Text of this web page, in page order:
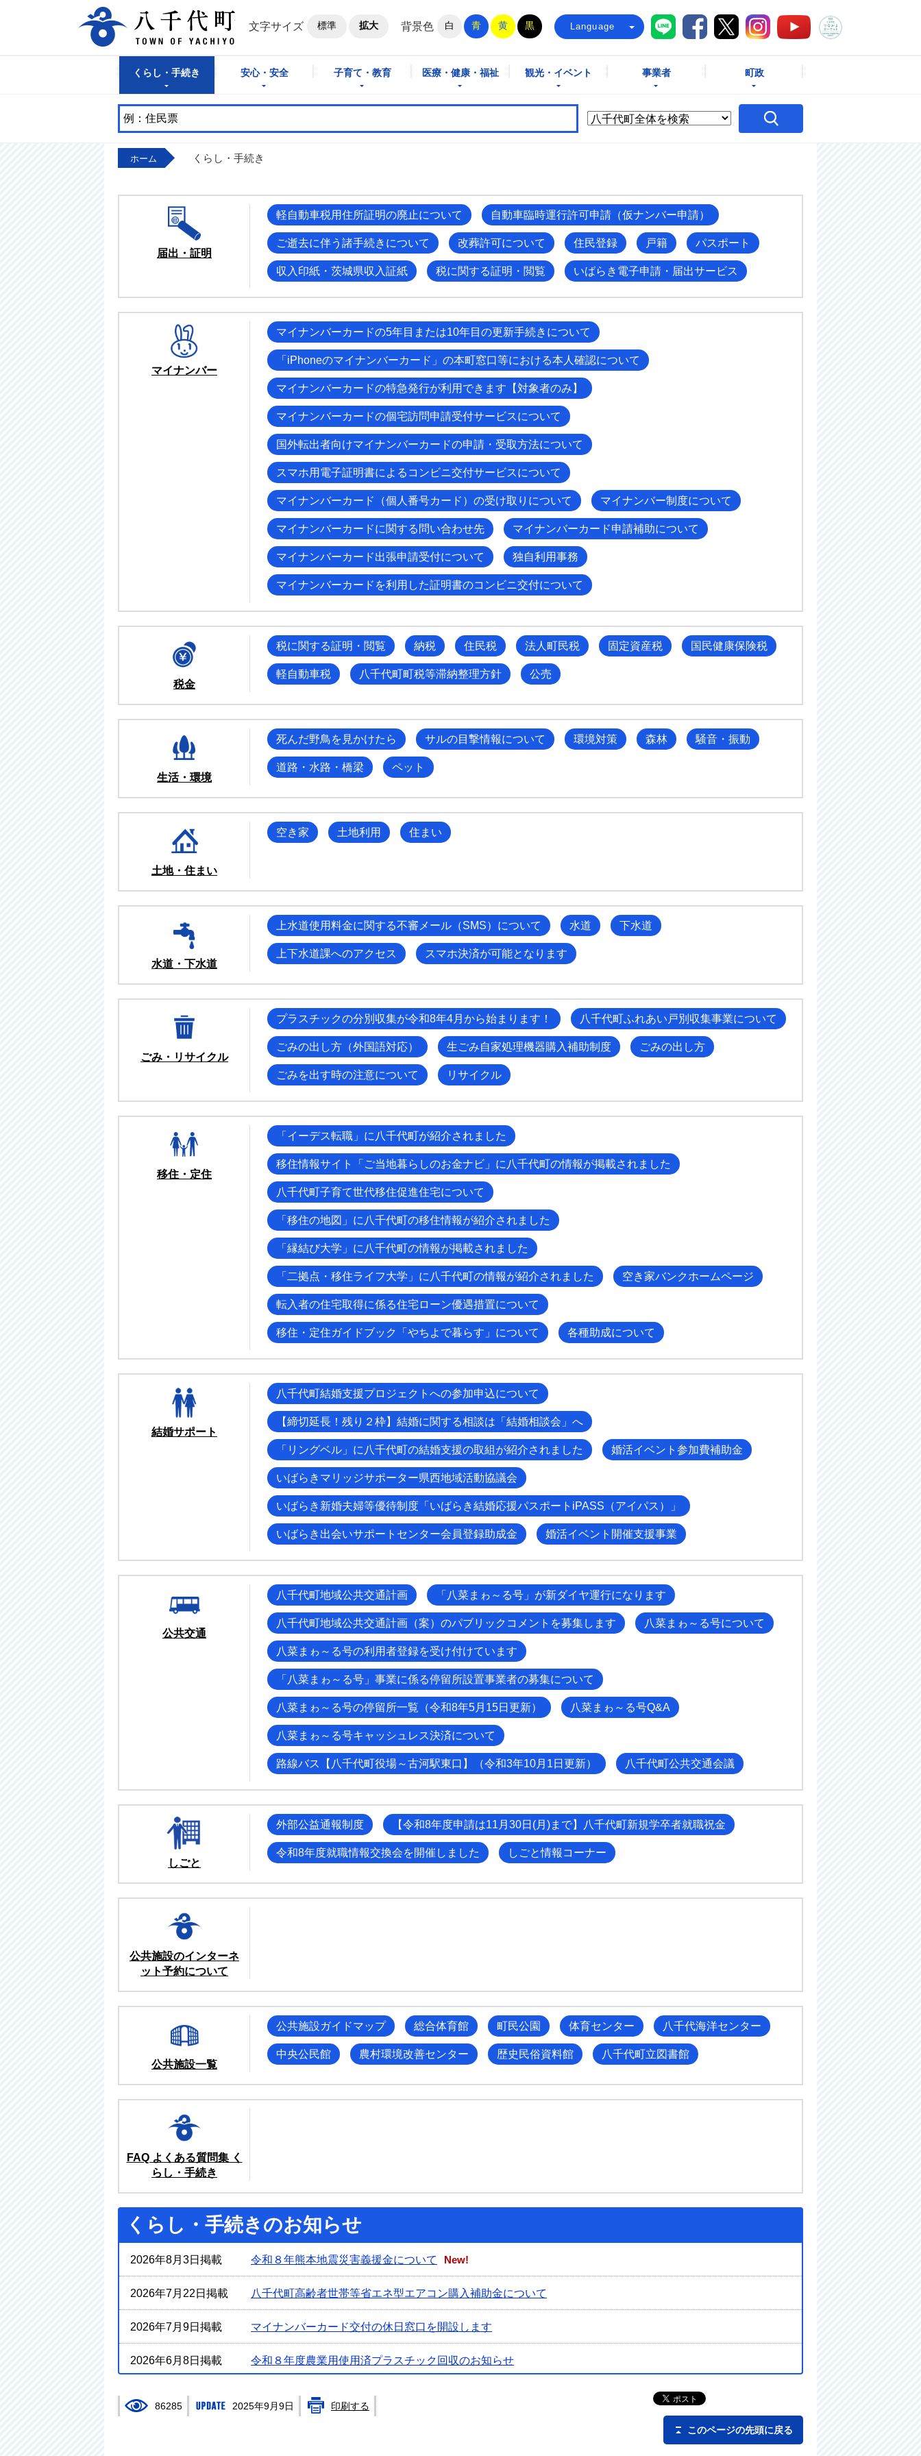
八千代町公式ホームページ
文字サイズ
標準 拡大 背景色 白 青 黄 黒 Language 八千代町LINE
八千代町Facebook
八千代町X八千代町Instagram八千代町YouTube
くらし・手続き 安心・安全 子育て・教育 医療・健康・福祉 観光・イベント 事業者 町政
ホーム くらし・手続き
届出・証明
軽自動車税用住所証明の廃止について 自動車臨時運行許可申請（仮ナンバー申請）
ご逝去に伴う諸手続きについて 改葬許可について 住民登録 戸籍 パスポート
収入印紙・茨城県収入証紙 税に関する証明・閲覧 いばらき電子申請・届出サービス
マイナンバー
マイナンバーカードの5年目または10年目の更新手続きについて
「iPhoneのマイナンバーカード」の本町窓口等における本人確認について
マイナンバーカードの特急発行が利用できます【対象者のみ】
マイナンバーカードの個宅訪問申請受付サービスについて
国外転出者向けマイナンバーカードの申請・受取方法について
スマホ用電子証明書によるコンビニ交付サービスについて
マイナンバーカード（個人番号カード）の受け取りについて マイナンバー制度について
マイナンバーカードに関する問い合わせ先 マイナンバーカード申請補助について
マイナンバーカード出張申請受付について 独自利用事務
マイナンバーカードを利用した証明書のコンビニ交付について
税金
税に関する証明・閲覧 納税 住民税 法人町民税 固定資産税 国民健康保険税
軽自動車税 八千代町町税等滞納整理方針 公売
生活・環境
死んだ野鳥を見かけたら サルの目撃情報について 環境対策 森林 騒音・振動
道路・水路・橋梁 ペット
土地・住まい
空き家 土地利用 住まい
水道・下水道
上水道使用料金に関する不審メール（SMS）について 水道 下水道
上下水道課へのアクセス スマホ決済が可能となります
ごみ・リサイクル
プラスチックの分別収集が令和8年4月から始まります！ 八千代町ふれあい戸別収集事業について
ごみの出し方（外国語対応） 生ごみ自家処理機器購入補助制度 ごみの出し方
ごみを出す時の注意について リサイクル
移住・定住
「イーデス転職」に八千代町が紹介されました
移住情報サイト「ご当地暮らしのお金ナビ」に八千代町の情報が掲載されました
八千代町子育て世代移住促進住宅について
「移住の地図」に八千代町の移住情報が紹介されました
「縁結び大学」に八千代町の情報が掲載されました
「二拠点・移住ライフ大学」に八千代町の情報が紹介されました 空き家バンクホームページ
転入者の住宅取得に係る住宅ローン優遇措置について
移住・定住ガイドブック「やちよで暮らす」について 各種助成について
結婚サポート
八千代町結婚支援プロジェクトへの参加申込について
【締切延長！残り２枠】結婚に関する相談は「結婚相談会」へ
「リングベル」に八千代町の結婚支援の取組が紹介されました 婚活イベント参加費補助金
いばらきマリッジサポーター県西地域活動協議会
いばらき新婚夫婦等優待制度「いばらき結婚応援パスポートiPASS（アイパス）」
いばらき出会いサポートセンター会員登録助成金 婚活イベント開催支援事業
公共交通
八千代町地域公共交通計画 「八菜まゎ～る号」が新ダイヤ運行になります
八千代町地域公共交通計画（案）のパブリックコメントを募集します 八菜まゎ～る号について
八菜まゎ～る号の利用者登録を受け付けています
「八菜まゎ～る号」事業に係る停留所設置事業者の募集について
八菜まゎ～る号の停留所一覧（令和8年5月15日更新） 八菜まゎ～る号Q&A
八菜まゎ～る号キャッシュレス決済について
路線バス【八千代町役場～古河駅東口】（令和3年10月1日更新） 八千代町公共交通会議
しごと
外部公益通報制度 【令和8年度申請は11月30日(月)まで】八千代町新規学卒者就職祝金
令和8年度就職情報交換会を開催しました しごと情報コーナー
公共施設のインターネ
ット予約について
公共施設一覧
公共施設ガイドマップ 総合体育館 町民公園 体育センター 八千代海洋センター
中央公民館 農村環境改善センター 歴史民俗資料館 八千代町立図書館
FAQ よくある質問集 く
らし・手続き
くらし・手続きのお知らせ
2026年8月3日掲載 令和８年熊本地震災害義援金について New!
2026年7月22日掲載 八千代町高齢者世帯等省エネ型エアコン購入補助金について
2026年7月9日掲載 マイナンバーカード交付の休日窓口を開設します
2026年6月8日掲載 令和８年度農業用使用済プラスチック回収のお知らせ
2026年6月2日掲載 八千代町民応援デジタル商品券（やちペイ）事業について
86285 2025年9月9日 印刷する
このページの先頭に戻る